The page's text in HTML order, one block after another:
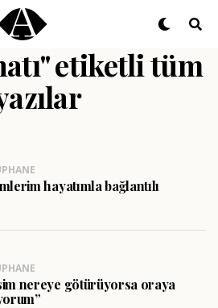
etiketli tüm
hayatımla bağlantılı
nereye götürüyorsa oraya